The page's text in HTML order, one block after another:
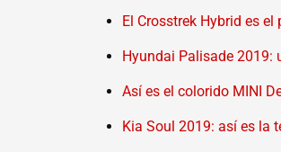
El Crosstrek Hybrid es
Hyundai Palisade 2019:
Así es el colorido MINI
Kia Soul 2019: así es la